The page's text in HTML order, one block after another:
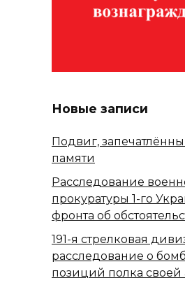
Новые записи
Подвиг,
памяти
Расследование
прокуратуры 1-го
фронта об
191-я стрелковая
расследование о
позиций полка